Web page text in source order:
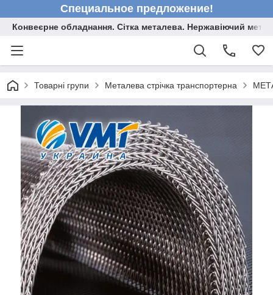
Специальное предложение!
Конвеєрне обладнання. Сітка металева. Нержавіючий
Товарні групи Металева стрічка транспортерна